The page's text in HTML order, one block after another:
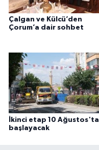
Çalgan ve Külcü’den
Çorum’a dair sohbet
İkinci etap 10 Ağustos'ta
başlayacak